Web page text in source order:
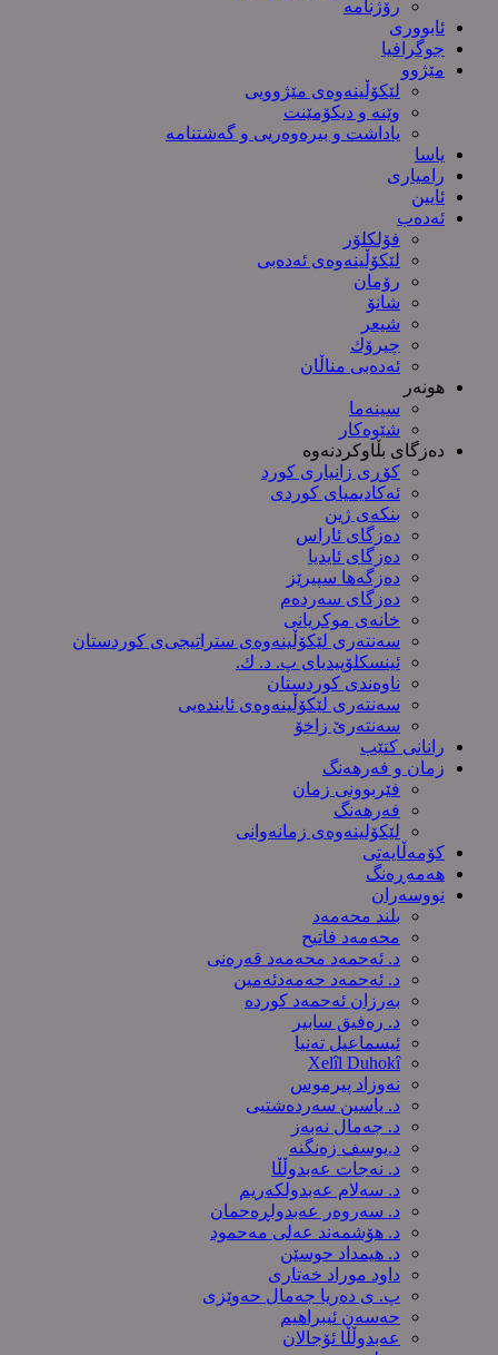
رۆژنامە
ئابووری
جوگرافیا
مێژوو
لێکۆڵینەوەی مێژوویی
وێنە و دیکۆمێنت
یاداشت و بیره‌وه‌ریی و گەشتنامە
یاسا
رامیاری
ئایین
ئەدەب
فۆلکلۆر
لێکۆڵینەوەی ئەدەبی
رۆمان
شانۆ
شیعر
چیرۆك
ئەدەبی مناڵان
هونەر
سینەما
شێوەکار
دەزگای بڵاوکردنەوە
کۆڕی زانیاری کورد
ئەکادیمیای کوردی
بنکەی ژین
دەزگای ئاراس
دەزگای ئایدیا
دەزگەها سپیرێز
دەزگای سەردەم
خانەی موکریانی
سەنتەری لێكۆڵینەوەی ستراتیجی‌ی كوردستان
ئینسکلۆپیدیای پ. د. ك.
ناوەندی کوردستان
سەنتەری لێکۆڵینەوەى ئایندەیی
سەنتەرێ زاخۆ
رانانی کتێب
زمان و فەرهەنگ
فێربوونی زمان
فەرهەنگ
لێکۆلینەوەی زمانەوانی
کۆمەڵایەتی
هەمەڕەنگ
نووسەران
بلند محەمەد
محەمەد فاتیح
د. ئەحمەد محەمەد قەرەنی
د. ئەحمەد حەمەدئەمین
بەرزان ئەحمەد کورده
د. رەفیق سابیر
ئیسماعیل تەنیا
Xelîl Duhokî
نەوزاد پیرموس
د. یاسین سەردەشتیی
د. جەمال نەبەز
د.یوسف زه‌نگنه‌
د. نەجات عەبدوڵڵا
د. سەلام عەبدولكەریم
د. سەروەر عەبدولڕەحمان
د. هۆشمەند عەلی مەحمود
د. هیمداد حوسێن
داود موراد خەتاری
پ. ی دەریا جەمال حەوێزی
حەسەن ئیبراهیم
عەبدوڵڵا ئۆجالان